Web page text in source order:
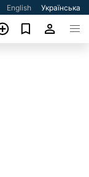
English Українська